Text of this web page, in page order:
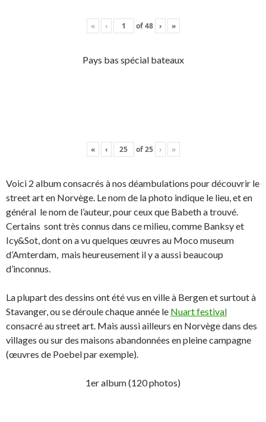
« ‹ of48 › »
Pays bas spécial bateaux
« ‹ of25 › »
Voici 2 album consacrés à nos déambulations pour découvrir le
street art en Norvège. Le nom de la photo indique le lieu, et en
général le nom de l’auteur, pour ceux que Babeth a trouvé.
Certains sont très connus dans ce milieu, comme Banksy et
Icy&Sot, dont on a vu quelques œuvres au Moco museum
d’Amterdam, mais heureusement il y a aussi beaucoup
d’inconnus.
La plupart des dessins ont été vus en ville à Bergen et surtout à
Stavanger, ou se déroule chaque année le Nuart festival
consacré au street art. Mais aussi ailleurs en Norvège dans des
villages ou sur des maisons abandonnées en pleine campagne
(œuvres de Poebel par exemple).
1er album (120 photos)